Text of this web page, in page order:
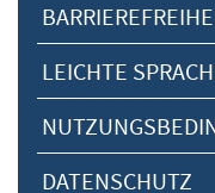
LEICHTE
DATENSCHUTZ